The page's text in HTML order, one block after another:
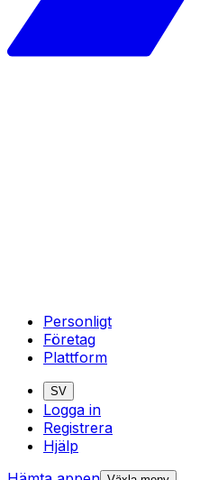
Personligt
Företag
Plattform
SV
Logga in
Registrera
Hjälp